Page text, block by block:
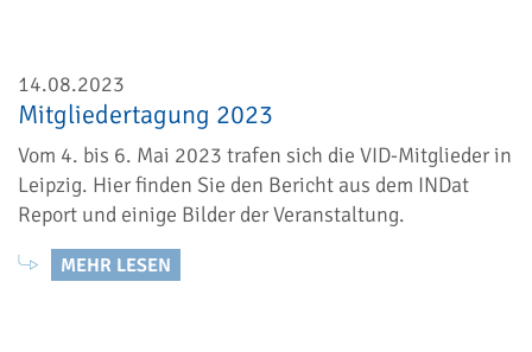
14.08.2023
Mitgliedertagung 2023
Vom 4. bis 6. Mai 2023 trafen sich die VID-Mitglieder in
Leipzig. Hier finden Sie den Bericht aus dem INDat
Report und einige Bilder der Veranstaltung.
MEHR LESEN